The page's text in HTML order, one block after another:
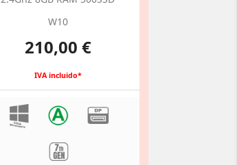
W10
Preço
210,00 €
IVA incluido*